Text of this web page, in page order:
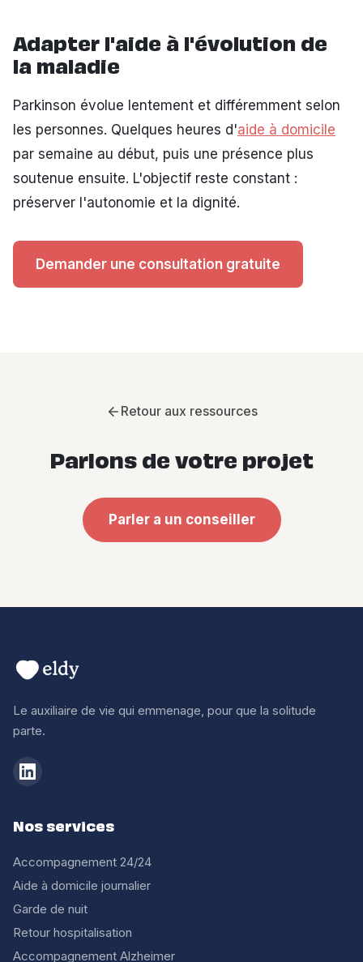
Adapter l'aide à l'évolution de
la maladie
Parkinson évolue lentement et différemment selon
les personnes. Quelques heures d'aide à domicile
par semaine au début, puis une présence plus
soutenue ensuite. L'objectif reste constant :
préserver l'autonomie et la dignité.
Demander une consultation gratuite
Retour aux ressources
Parlons de votre projet
Parler a un conseiller
Le auxiliaire de vie qui emmenage, pour que la solitude
parte.
Nos services
Accompagnement 24/24
Aide à domicile journalier
Garde de nuit
Retour hospitalisation
Accompagnement Alzheimer